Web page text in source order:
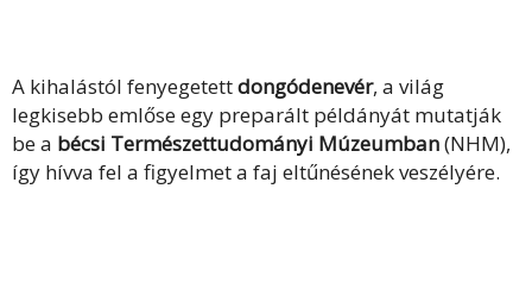
A kihalástól fenyegetettdongódenevér, a világ
legkisebb emlőse egy preparált példányát mutatják
be a bécsi Természettudományi Múzeumban(NHM),
így hívva fel a figyelmet a faj eltűnésének veszélyére.